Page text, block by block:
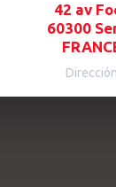
42 av
60300
Dirección